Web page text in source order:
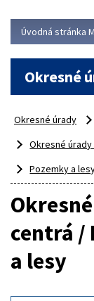
Viac
Úvodná stránka
Okresné
Okresné úrady
Okresné
Pozemky a
centrá /
a lesy